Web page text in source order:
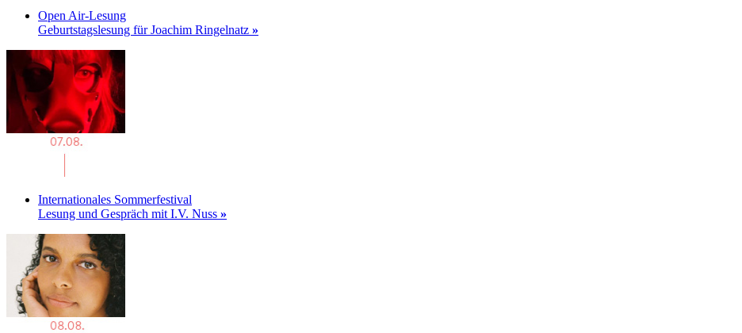
Open Air-Lesung
Geburtstagslesung für Joachim Ringelnatz »
Internationales Sommerfestival
Lesung und Gespräch mit I.V. Nuss »